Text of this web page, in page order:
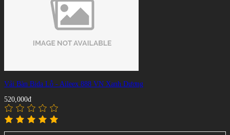
Vải Bàn Bida Lỗ - Aileex 888 VN Xanh Dương
520,000đ